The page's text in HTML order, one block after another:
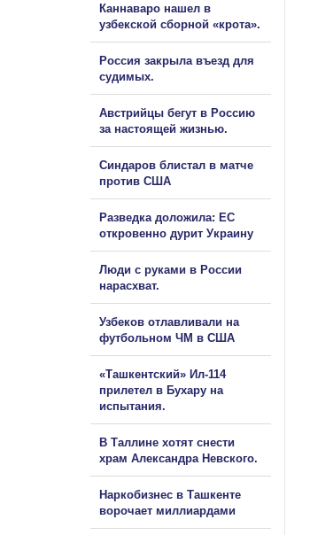
Каннаваро нашел в
узбекской сборной «крота».
Россия закрыла въезд для
судимых.
Австрийцы бегут в Россию
за настоящей жизнью.
Синдаров блистал в матче
против США
Разведка доложила: ЕС
откровенно дурит Украину
Люди с руками в России
нарасхват.
Узбеков отлавливали на
футбольном ЧМ в США
«Ташкентский» Ил-114
прилетел в Бухару на
испытания.
В Таллине хотят снести
храм Александра Невского.
Наркобизнес в Ташкенте
ворочает миллиардами